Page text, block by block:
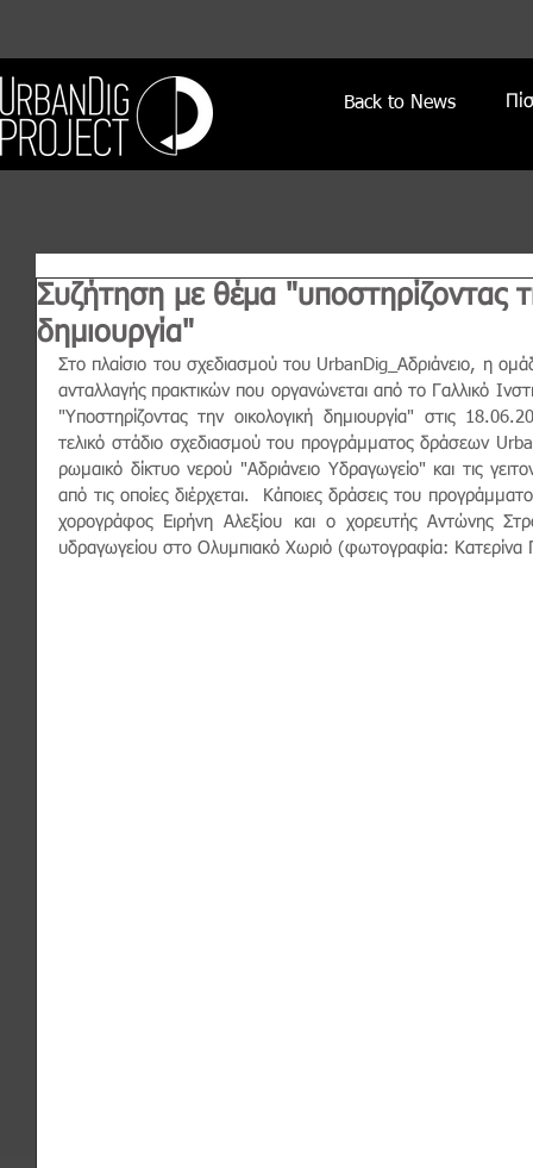
Back to News
Συζήτηση με θέμα "υποστηρίζοντας
δημιουργία"
Στο πλαίσιο του σχεδιασμού του UrbanDig_Αδριάνειο, η
ανταλλαγής πρακτικών που οργανώνεται από το Γαλλικό
"Υποστηρίζοντας την οικολογική δημιουργία" στις
τελικό στάδιο σχεδιασμού του προγράμματος δράσεων
ρωμαικό δίκτυο νερού "Αδριάνειο Υδραγωγείο" και τις
από τις οποίες διέρχεται.  Κάποιες δράσεις του
χορογράφος Ειρήνη Αλεξίου και ο χορευτής Αντώνης
υδραγωγείου στο Ολυμπιακό Χωριό (φωτογραφία: Κατερίνα